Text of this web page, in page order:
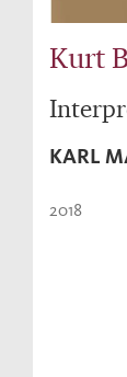
Kurt
KARL
2018